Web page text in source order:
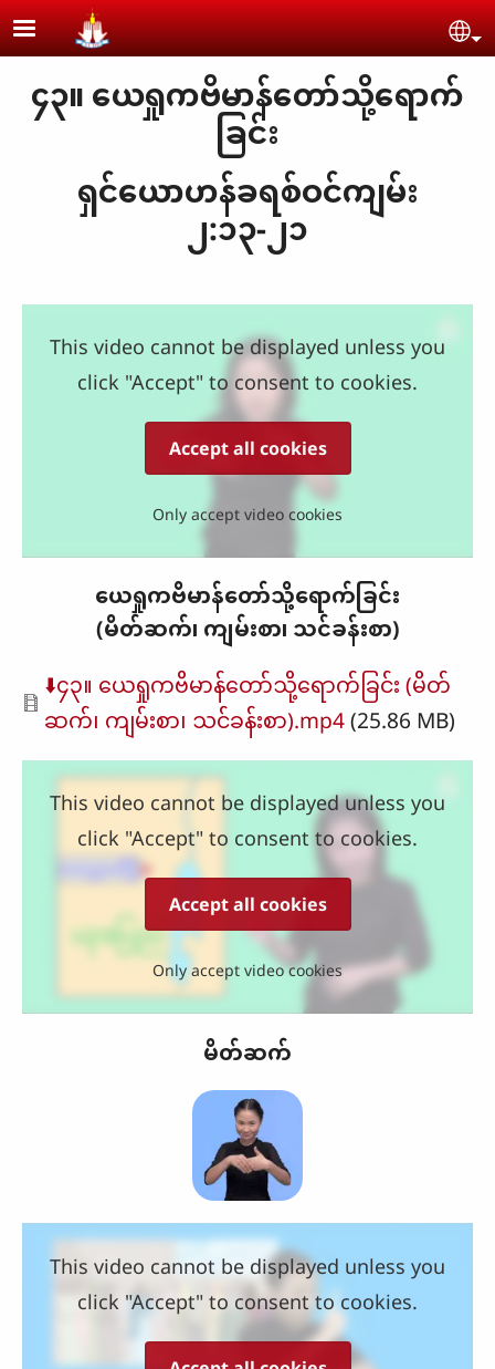
Skip to main content
၄၃။ ယေရှုကဗိမာန်တော်သို့ရောက်
ခြင်း
ရှင်ယောဟန်ခရစ်ဝင်ကျမ်း
၂:၁၃-၂၁
This video cannot be displayed unless you
click "Accept" to consent to cookies.
Accept all cookies
Only accept video cookies
ယေရှုကဗိမာန်တော်သို့ရောက်ခြင်း
(မိတ်ဆက်၊ ကျမ်းစာ၊ သင်ခန်းစာ)
Document
⬇️၄၃။ ယေရှုကဗိမာန်တော်သို့ရောက်ခြင်း (မိတ်
ဆက်၊ ကျမ်းစာ၊ သင်ခန်းစာ).mp4(25.86 MB)
This video cannot be displayed unless you
click "Accept" to consent to cookies.
Accept all cookies
Only accept video cookies
မိတ်ဆက်
This video cannot be displayed unless you
click "Accept" to consent to cookies.